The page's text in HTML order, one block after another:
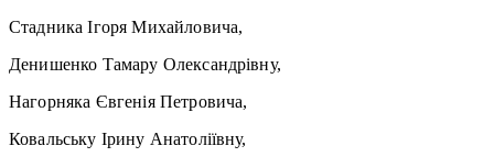
Стадника Ігоря Михайловича,
Денишенко Тамару Олександрівну,
Нагорняка Євгенія Петровича,
Ковальську Ірину Анатоліївну,